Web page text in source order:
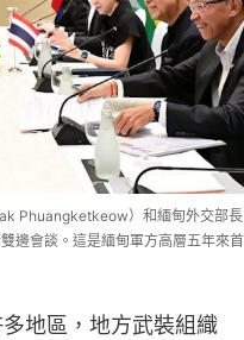
Phuangketkeow）和緬甸外交部長
邊會談。這是緬甸軍方高層五年來首
地區，地方武裝組織